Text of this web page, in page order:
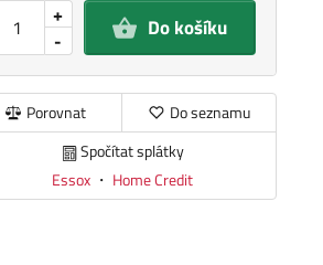
-
+ Do košíku
Porovnat
Do seznamu
Spočítat splátky
Essox ・ Home Credit